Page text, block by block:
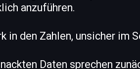
anzuführen.
in den Zahlen, unsicher im
Daten sprechen